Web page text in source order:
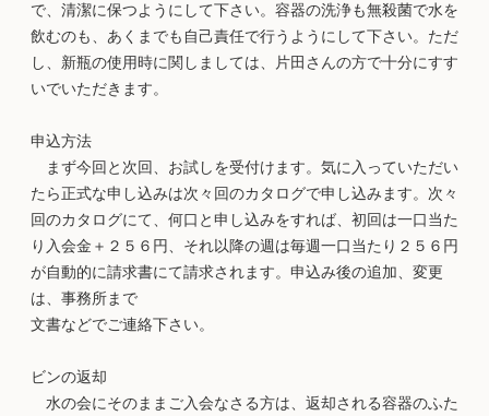
で、清潔に保つようにして下さい。容器の洗浄も無殺菌で水を
飲むのも、あくまでも自己責任で行うようにして下さい。ただ
し、新瓶の使用時に関しましては、片田さんの方で十分にすす
いでいただきます。
申込方法
まず今回と次回、お試しを受付けます。気に入っていただい
たら正式な申し込みは次々回のカタログで申し込みます。次々
回のカタログにて、何口と申し込みをすれば、初回は一口当た
り入会金＋２５６円、それ以降の週は毎週一口当たり２５６円
が自動的に請求書にて請求されます。申込み後の追加、変更
は、事務所まで
文書などでご連絡下さい。
ビンの返却
水の会にそのままご入会なさる方は、返却される容器のふた